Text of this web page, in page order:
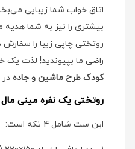
اتاق خواب شما زیبایی
بیشتری را نیز به شما
روتختی چاپی زیبا را
راضی ما بپیوندید! لذت یک
کودک طرح ماشین و جاده
روتختی یک نفره مینی مال
این ست شامل 4 تکه است: